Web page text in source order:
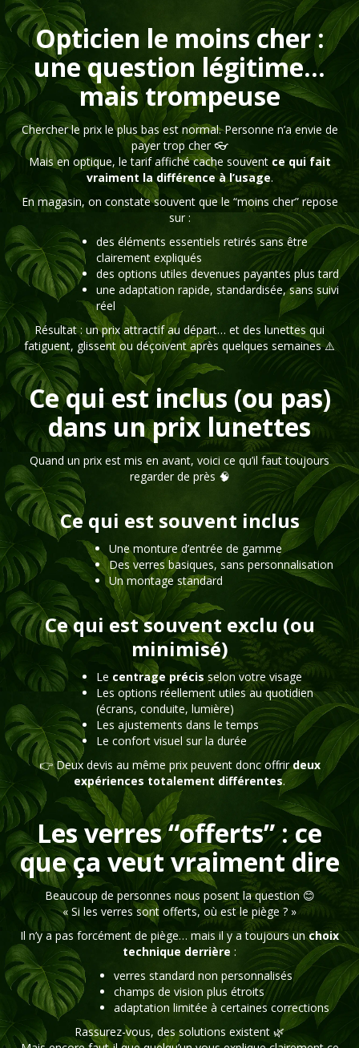
Opticien le moins cher :
une question légitime…
mais trompeuse
Chercher le prix le plus bas est normal. Personne n’a envie de
payer trop cher 👓
Mais en optique, le tarif affiché cache souvent ce qui fait
vraiment la différence à l’usage.
En magasin, on constate souvent que le “moins cher” repose
sur :
des éléments essentiels retirés sans être
clairement expliqués
des options utiles devenues payantes plus tard
une adaptation rapide, standardisée, sans suivi
réel
Résultat : un prix attractif au départ… et des lunettes qui
fatiguent, glissent ou déçoivent après quelques semaines ⚠️
Ce qui est inclus (ou pas)
dans un prix lunettes
Quand un prix est mis en avant, voici ce qu’il faut toujours
regarder de près 🧠
Ce qui est souvent inclus
Une monture d’entrée de gamme
Des verres basiques, sans personnalisation
Un montage standard
Ce qui est souvent exclu (ou
minimisé)
Le centrage précis selon votre visage
Les options réellement utiles au quotidien
(écrans, conduite, lumière)
Les ajustements dans le temps
Le confort visuel sur la durée
👉 Deux devis au même prix peuvent donc offrirdeux
expériences totalement différentes.
Les verres “offerts” : ce
que ça veut vraiment dire
Beaucoup de personnes nous posent la question 😊
« Si les verres sont offerts, où est le piège ? »
Il n’y a pas forcément de piège… mais il y a toujours unchoix
technique derrière :
verres standard non personnalisés
champs de vision plus étroits
adaptation limitée à certaines corrections
Rassurez-vous, des solutions existent 🌿